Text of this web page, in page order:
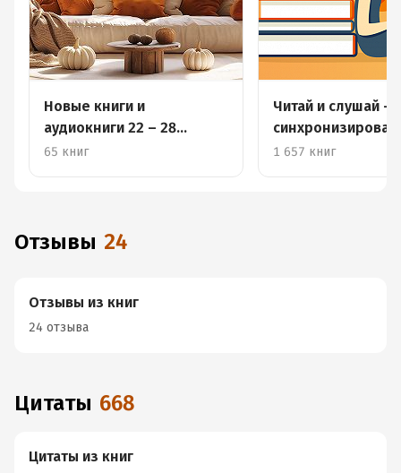
Новые книги и
аудиокниги 22 – 28
сентября
65 книг
Читай и слушай –
книги
1 657 книг
Отзывы 24
Отзывы из книг
24 отзыва
Цитаты 668
Цитаты из книг